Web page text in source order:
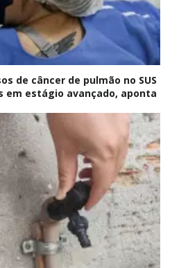
de câncer de pulmão no SUS
em estágio avançado, aponta